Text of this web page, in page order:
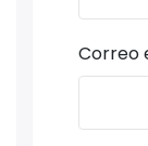
Correo